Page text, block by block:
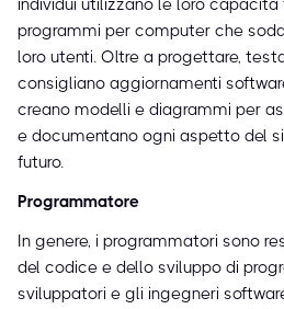
individui utilizzano le loro
programmi per computer che
loro utenti. Oltre a progettare,
consigliano aggiornamenti
creano modelli e diagrammi per
e documentano ogni aspetto del
futuro.
Programmatore
In genere, i programmatori sono
del codice e dello sviluppo di
sviluppatori e gli ingegneri